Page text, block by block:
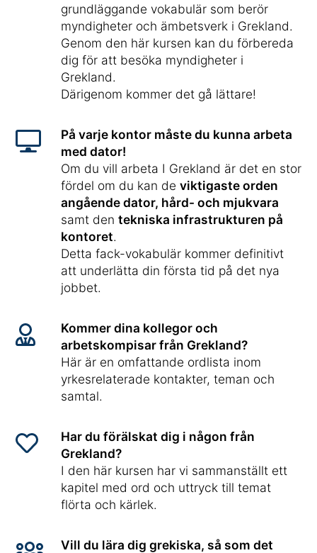
grundläggande vokabulär som berör
myndigheter och ämbetsverk i Grekland.
Genom den här kursen kan du förbereda
dig för att besöka myndigheter i
Grekland.
Därigenom kommer det gå lättare!
På varje kontor måste du kunna arbeta
med dator!
Om du vill arbeta I Grekland är det en stor
fördel om du kan de viktigaste orden
angående dator, hård- och mjukvara
samt den tekniska infrastrukturen på
kontoret.
Detta fack-vokabulär kommer definitivt
att underlätta din första tid på det nya
jobbet.
Kommer dina kollegor och
arbetskompisar från Grekland?
Här är en omfattande ordlista inom
yrkesrelaterade kontakter, teman och
samtal.
Har du förälskat dig i någon från
Grekland?
I den här kursen har vi sammanställt ett
kapitel med ord och uttryck till temat
flörta och kärlek.
Vill du lära dig grekiska, så som det